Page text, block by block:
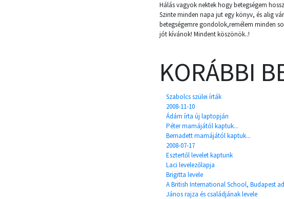
Hálás vagyok nektek hogy betegségem
Szinte minden napa jut egy könyv, és alig
betegségemre gondolok,remélem minden
jót kívánok! Mindent köszönök..!
KORÁBBI
Szabolcs szülei írták
2008-11-10
Ádám írta új laptopján
Péter mamájától kaptuk...
Bernadett mamájától kaptuk...
2008-07-17
Esztertől levelet kaptunk
Laci levelezőlapja
Brigitta levele
A British International School, Budapest
János rajza és családjának levele